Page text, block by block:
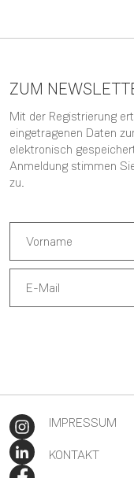
ZUM
Mit der Registrierung
eingetragenen Daten
elektronisch
Anmeldung stimmen
zu.
IMPRESSUM
KONTAKT